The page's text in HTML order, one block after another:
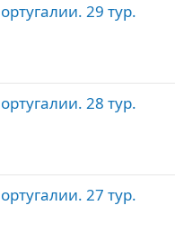
29 тур.
28 тур.
27 тур.